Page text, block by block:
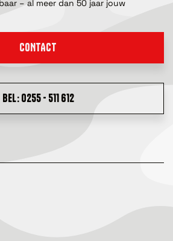
– al meer dan 50 jaar jouw
CONTACT
BEL: 0255 - 511 612